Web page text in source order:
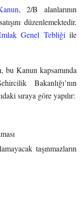
, 2/B alanlarının
düzenlemektedir.
Genel Tebliği ile
bu Kanun kapsamında
Bakanlığı’nın
sıraya göre yapılır:
taşınmazların